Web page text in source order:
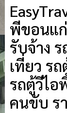
พีขอนแ
รับจ้าง
เที่ยว ร
รถตู้วีไ
คนขับ ร